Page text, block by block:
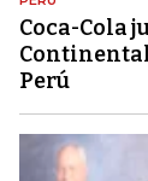
Coca-Cola
Perú